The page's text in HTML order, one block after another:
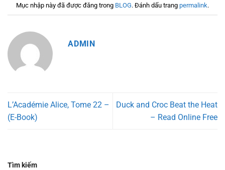
Mục nhập này đã được đăng trong BLOG. Đánh dấu trang permalink.
ADMIN
L’Académie Alice, Tome 22 –
(E-Book)
Duck and Croc Beat the Heat
– Read Online Free
Tìm kiếm